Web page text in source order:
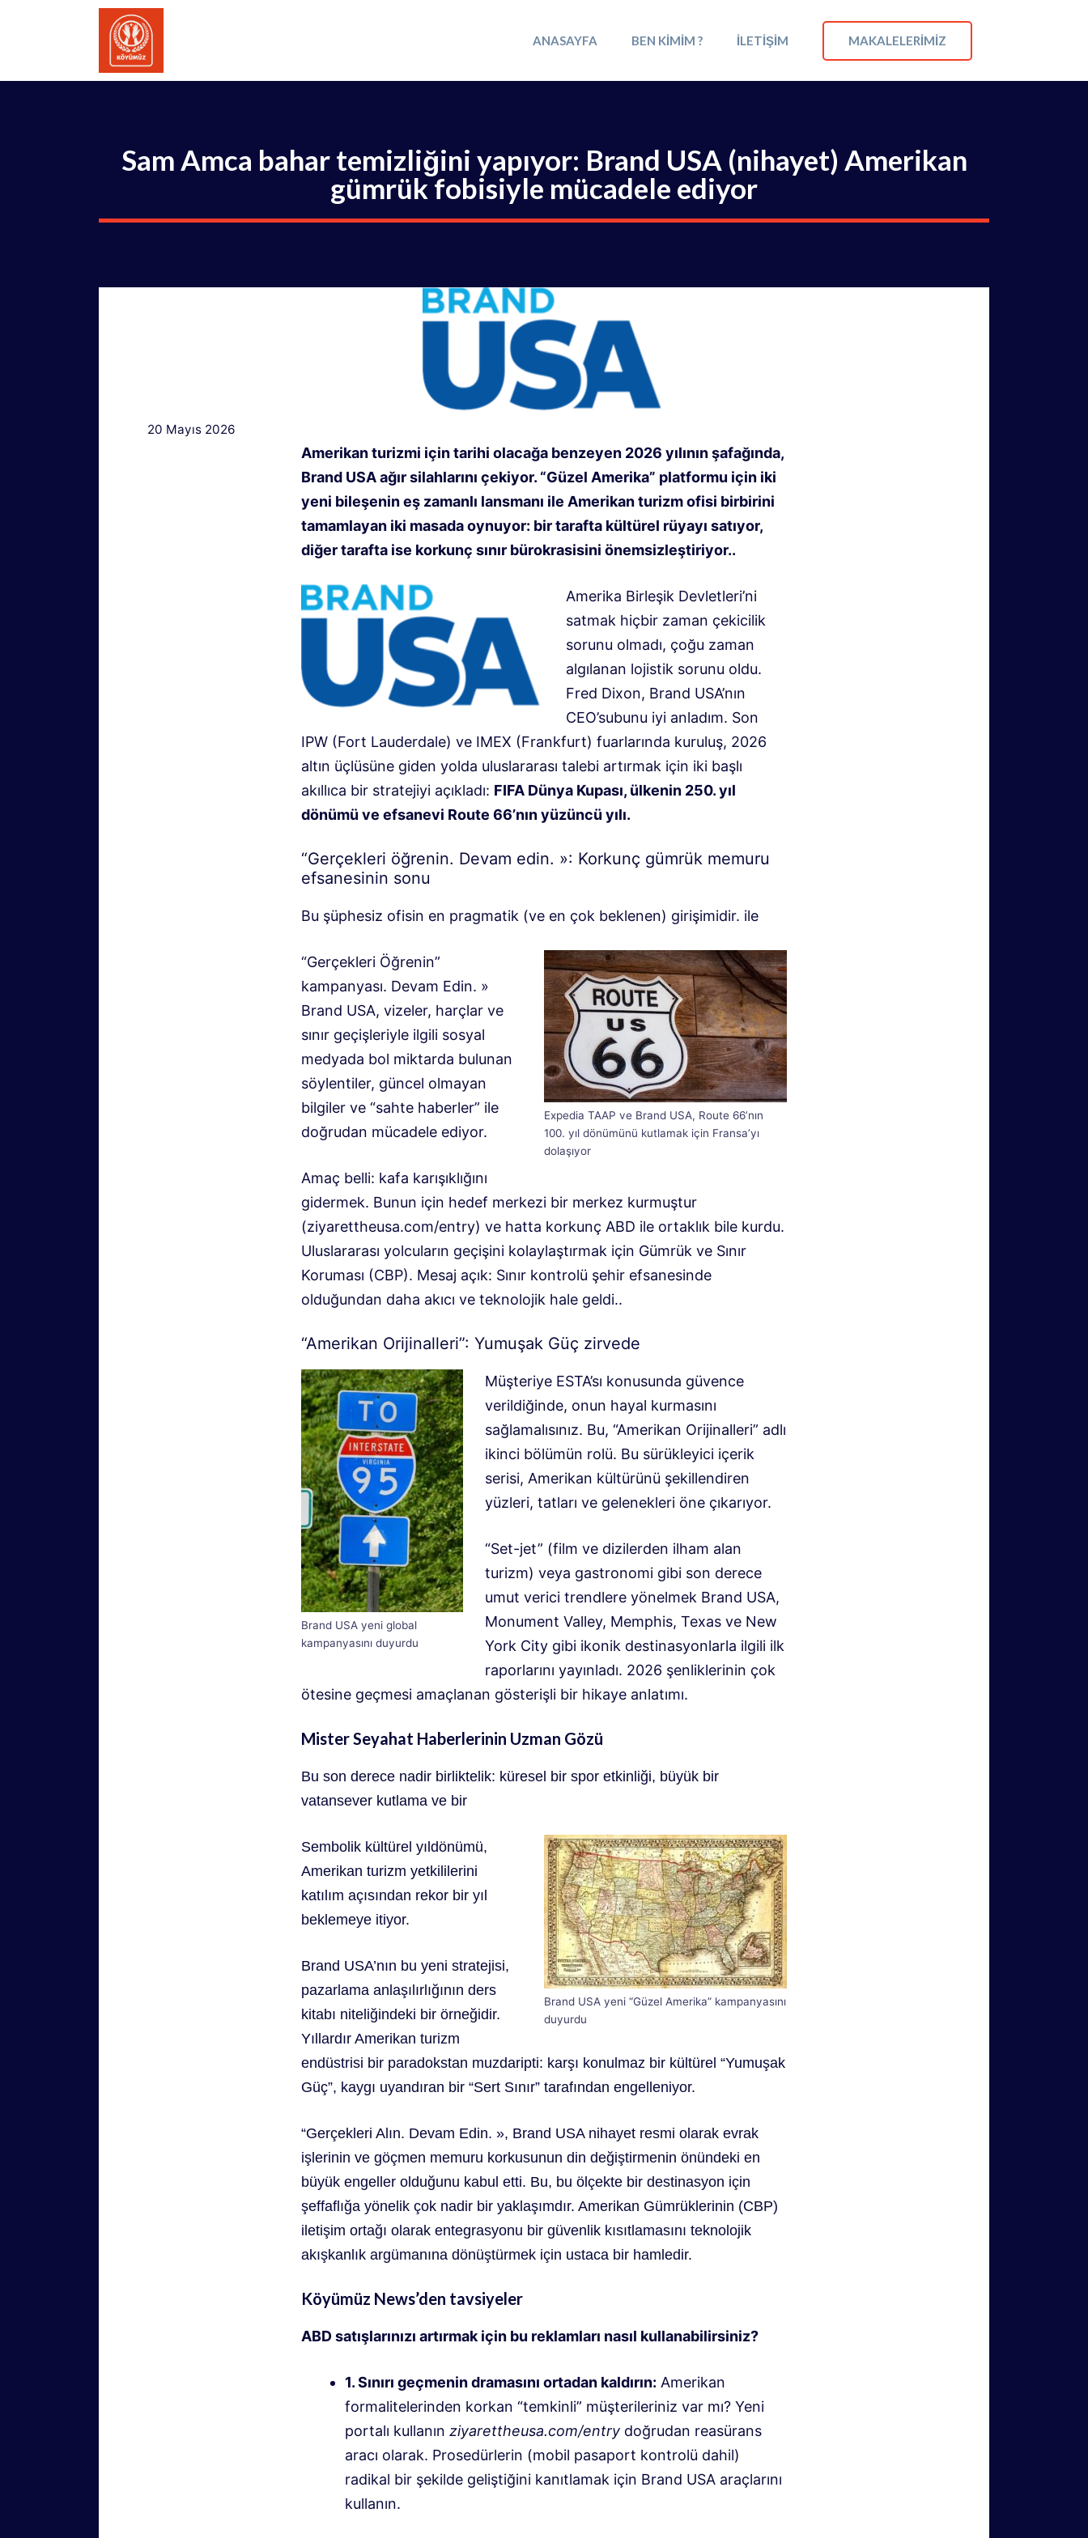
ANASAYFA BEN KIMIM ? İLETIŞIM MAKALELERIMIZ
Sam Amca bahar temizliğini yapıyor: Brand USA (nihayet) Amerikan
gümrük fobisiyle mücadele ediyor
20 Mayıs 2026
Amerikan turizmi için tarihi olacağa benzeyen 2026 yılının şafağında,
Brand USA ağır silahlarını çekiyor. “Güzel Amerika” platformu için iki
yeni bileşenin eş zamanlı lansmanı ile Amerikan turizm ofisi birbirini
tamamlayan iki masada oynuyor: bir tarafta kültürel rüyayı satıyor,
diğer tarafta ise korkunç sınır bürokrasisini önemsizleştiriyor..
Amerika Birleşik Devletleri’ni
satmak hiçbir zaman çekicilik
sorunu olmadı, çoğu zaman
algılanan lojistik sorunu oldu.
Fred Dixon, Brand USA’nın
CEO’subunu iyi anladım. Son
IPW (Fort Lauderdale) ve IMEX (Frankfurt) fuarlarında kuruluş, 2026
altın üçlüsüne giden yolda uluslararası talebi artırmak için iki başlı
akıllıca bir stratejiyi açıkladı: FIFA Dünya Kupası, ülkenin 250. yıl
dönümü ve efsanevi Route 66’nın yüzüncü yılı.
“Gerçekleri öğrenin. Devam edin. »: Korkunç gümrük memuru
efsanesinin sonu
Bu şüphesiz ofisin en pragmatik (ve en çok beklenen) girişimidir. ile
Expedia TAAP ve Brand USA, Route 66’nın
100. yıl dönümünü kutlamak için Fransa’yı
dolaşıyor
“Gerçekleri Öğrenin”
kampanyası. Devam Edin. »
Brand USA, vizeler, harçlar ve
sınır geçişleriyle ilgili sosyal
medyada bol miktarda bulunan
söylentiler, güncel olmayan
bilgiler ve “sahte haberler” ile
doğrudan mücadele ediyor.
Amaç belli: kafa karışıklığını
gidermek. Bunun için hedef merkezi bir merkez kurmuştur
(ziyarettheusa.com/entry) ve hatta korkunç ABD ile ortaklık bile kurdu.
Uluslararası yolcuların geçişini kolaylaştırmak için Gümrük ve Sınır
Koruması (CBP). Mesaj açık: Sınır kontrolü şehir efsanesinde
olduğundan daha akıcı ve teknolojik hale geldi..
“Amerikan Orijinalleri”: ​​Yumuşak Güç zirvede
Brand USA yeni global
kampanyasını duyurdu
Müşteriye ESTA’sı konusunda güvence
verildiğinde, onun hayal kurmasını
sağlamalısınız. Bu, “Amerikan Orijinalleri” adlı
ikinci bölümün rolü. Bu sürükleyici içerik
serisi, Amerikan kültürünü şekillendiren
yüzleri, tatları ve gelenekleri öne çıkarıyor.
“Set-jet” (film ve dizilerden ilham alan
turizm) veya gastronomi gibi son derece
umut verici trendlere yönelmek Brand USA,
Monument Valley, Memphis, Texas ve New
York City gibi ikonik destinasyonlarla ilgili ilk
raporlarını yayınladı. 2026 şenliklerinin çok
ötesine geçmesi amaçlanan gösterişli bir hikaye anlatımı.
Mister Seyahat Haberlerinin Uzman Gözü
Bu son derece nadir birliktelik: küresel bir spor etkinliği, büyük bir
vatansever kutlama ve bir
Brand USA yeni “Güzel Amerika” kampanyasını
duyurdu
Sembolik kültürel yıldönümü,
Amerikan turizm yetkililerini
katılım açısından rekor bir yıl
beklemeye itiyor.
Brand USA’nın bu yeni stratejisi,
pazarlama anlaşılırlığının ders
kitabı niteliğindeki bir örneğidir.
Yıllardır Amerikan turizm
endüstrisi bir paradokstan muzdaripti: karşı konulmaz bir kültürel “Yumuşak
Güç”, kaygı uyandıran bir “Sert Sınır” tarafından engelleniyor.
“Gerçekleri Alın. Devam Edin. », Brand USA nihayet resmi olarak evrak
işlerinin ve göçmen memuru korkusunun din değiştirmenin önündeki en
büyük engeller olduğunu kabul etti. Bu, bu ölçekte bir destinasyon için
şeffaflığa yönelik çok nadir bir yaklaşımdır. Amerikan Gümrüklerinin (CBP)
iletişim ortağı olarak entegrasyonu bir güvenlik kısıtlamasını teknolojik
akışkanlık argümanına dönüştürmek için ustaca bir hamledir.
Köyümüz News’den tavsiyeler
ABD satışlarınızı artırmak için bu reklamları nasıl kullanabilirsiniz?
1. Sınırı geçmenin dramasını ortadan kaldırın: Amerikan
formalitelerinden korkan “temkinli” müşterileriniz var mı? Yeni
portalı kullanın ziyarettheusa.com/entry doğrudan reasürans
aracı olarak. Prosedürlerin (mobil pasaport kontrolü dahil)
radikal bir şekilde geliştiğini kanıtlamak için Brand USA araçlarını
kullanın.